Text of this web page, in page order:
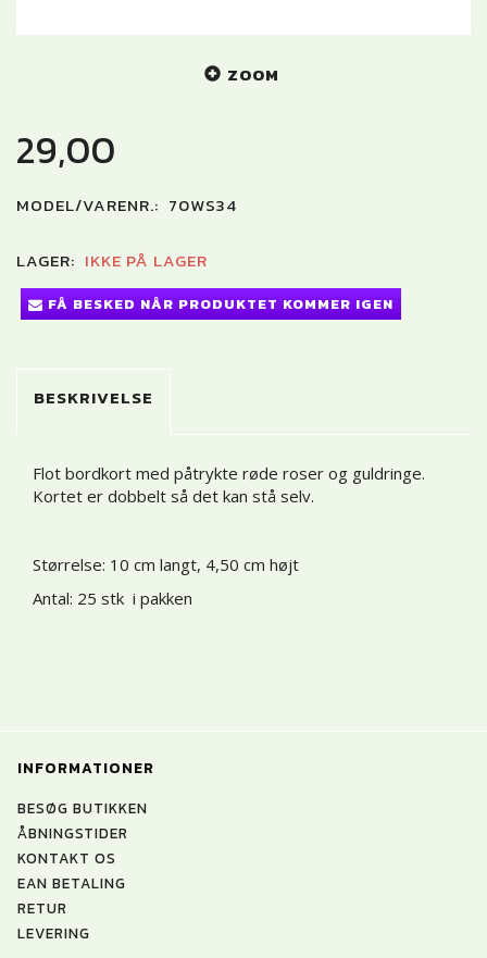
ZOOM
29,00
MODEL/VARENR.: 70WS34
LAGER: IKKE PÅ LAGER
FÅ BESKED NÅR PRODUKTET KOMMER IGEN
BESKRIVELSE
Flot bordkort med påtrykte røde roser og guldringe.
Kortet er dobbelt så det kan stå selv.
Størrelse: 10 cm langt, 4,50 cm højt
Antal: 25 stk i pakken
INFORMATIONER
BESØG BUTIKKEN
ÅBNINGSTIDER
KONTAKT OS
EAN BETALING
RETUR
LEVERING